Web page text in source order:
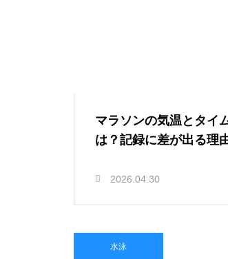
マラソンの気温とタイ
は？記録に差が出る理
2026.04.30
水泳